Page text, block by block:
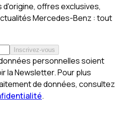
offres exclusives,
Mercedes-Benz : tout
Inscrivez-vous
personnelles soient
la Newsletter. Pour plus
de données, consultez
.